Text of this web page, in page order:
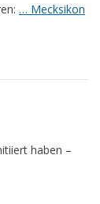
… Mecksikon
haben –